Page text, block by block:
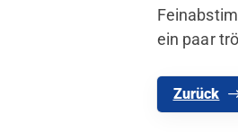
ein paar
Zurück